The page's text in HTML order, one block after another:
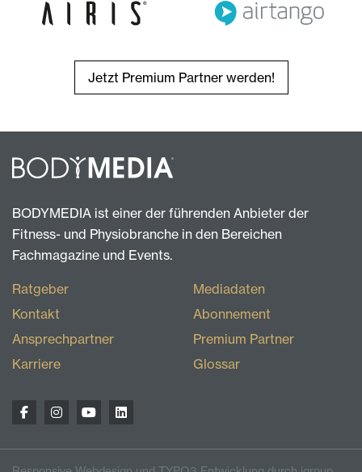
Jetzt Premium Partner werden!
BODYMEDIA ist einer der führenden Anbieter der
Fitness- und Physiobranche in den Bereichen
Fachmagazine und Events.
Ratgeber
Kontakt
Ansprechpartner
Karriere
Mediadaten
Abonnement
Premium Partner
Glossar